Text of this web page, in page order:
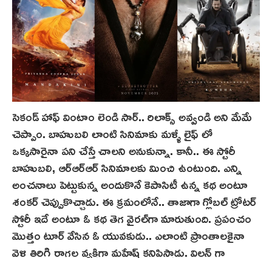
సెకండ్ హాఫ్ వింటాం లెండి సార్.. రిలాక్స్ అవ్వండి అని మేమే
చెప్పాం. బాహుబలి లాంటి సినిమాకు మళ్ళీ లైఫ్ లో
ఒక్కసారైనా పని చేస్తే చాలని అనుకున్నా. కానీ.. ఈ స్టోరీ
బాహుబలి, ఆర్‌ఆర్ఆర్ సినిమాలకు మించి ఉంటుంది. ఎన్ని
అంచనాలు పెట్టుకున్న అందుకొనే కెపాసిటీ ఉన్న కథ‌ అంటూ
శంకర్ చెప్పుకొచ్చాడు. ఈ క్రమంలోనే.. తాజాగా గ్లోబల్ ట్రోట‌ర్
స్టోరీ ఇదే అంటూ ఓ కథ‌ తెగ వైరల్‌గా మారుతుంది. ప్రపంచం
మొత్తం టూర్ వేసిన ఓ యువకుడు.. ఎలాంటి ప్రాంతాలకైనా
వెళ్లి తిరిగి రాగల వ్య‌క్తిగా మహేష్ కనిపిస్తాడు. విలన్ గా